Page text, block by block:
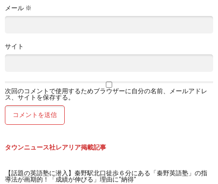
メール ※
サイト
次回のコメントで使用するためブラウザーに自分の名前、メールアドレ
ス、サイトを保存する。
タウンニュース社レアリア掲載記事
【話題の英語塾に潜入】秦野駅北口徒歩６分にある「秦野英語塾」の指
導法が画期的！「成績が伸びる」理由に“納得”